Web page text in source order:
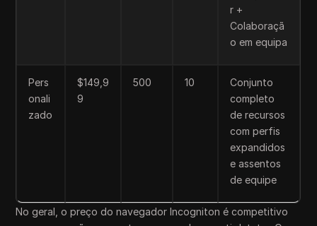
r +
Colaboraçã
o em equipa
Pers
onali
zado
$149,9
9
500 10
Conjunto
completo
de recursos
com perfis
expandidos
e assentos
de equipe
No geral, o preço do navegador Incogniton é competitivo